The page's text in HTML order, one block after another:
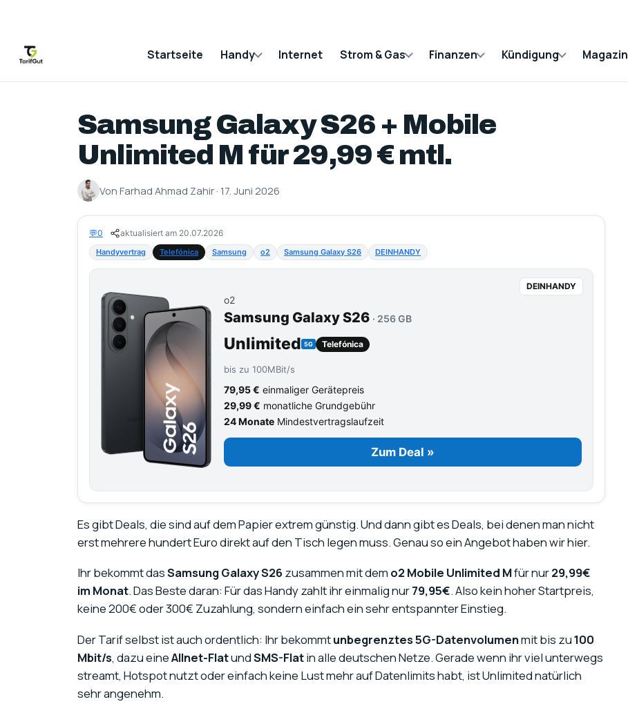
Startseite Handy Internet Strom & Gas Finanzen Kündigung Magazin
Samsung Galaxy S26 + Mobile
Unlimited M für 29,99 € mtl.
Von Farhad Ahmad Zahir · 17. Juni 2026
💬0 aktualisiert am 20.07.2026
Handyvertrag Telefónica Samsung o2 Samsung Galaxy S26 DEINHANDY
DEINHANDY
o2
Samsung Galaxy S26 · 256 GB
Unlimited 5G Telefónica
bis zu 100MBit/s
79,95 € einmaliger Gerätepreis
29,99 € monatliche Grundgebühr
24 Monate Mindestvertragslaufzeit
Zum Deal »
Es gibt Deals, die sind auf dem Papier extrem günstig. Und dann gibt es Deals, bei denen man nicht
erst mehrere hundert Euro direkt auf den Tisch legen muss. Genau so ein Angebot haben wir hier.
Ihr bekommt dasSamsung Galaxy S26 zusammen mit dem o2 Mobile Unlimited Mfür nur29,99€
im Monat. Das Beste daran: Für das Handy zahlt ihr einmalig nur79,95€. Also kein hoher Startpreis,
keine 200€ oder 300€ Zuzahlung, sondern einfach ein sehr entspannter Einstieg.
Der Tarif selbst ist auch ordentlich: Ihr bekommtunbegrenztes 5G-Datenvolumenmit bis zu100
Mbit/s, dazu eineAllnet-FlatundSMS-Flatin alle deutschen Netze. Gerade wenn ihr viel unterwegs
streamt, Hotspot nutzt oder einfach keine Lust mehr auf Datenlimits habt, ist Unlimited natürlich
sehr angenehm.